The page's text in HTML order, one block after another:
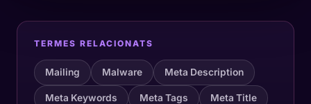
TERMES RELACIONATS
Mailing Malware Meta Description
Meta Keywords Meta Tags Meta Title